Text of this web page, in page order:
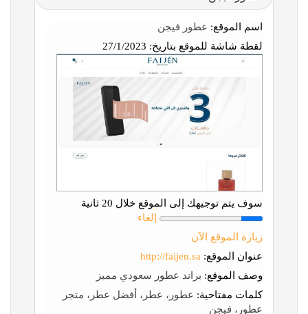
اسم الموقع: عطور فيجن
لقطة شاشة للموقع بتاريخ:
سوف يتم توجيهك إلى الموقع خلال 20 ثانية
إلغاء
زيارة الموقع الآن
عنوان الموقع: http://faijen.sa
وصف الموقع: براند عطور سعودي مميز
كلمات مفتاحية: عطور، عطر، أفضل عطر، متجر
عطور، فيجن